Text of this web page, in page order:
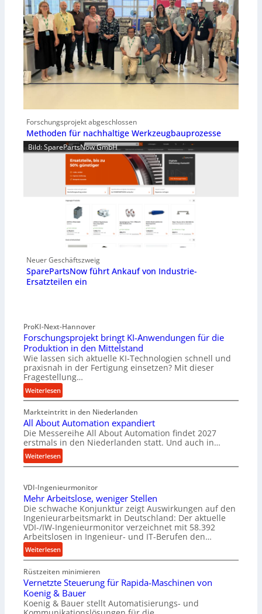
Forschungsprojekt abgeschlossen
Methoden für nachhaltige Werkzeugbauprozesse
Bild: SparePartsNow GmbH
Neuer Geschäftszweig
SparePartsNow führt Ankauf von Industrie-
Ersatzteilen ein
ProKI-Next-Hannover
Forschungsprojekt bringt KI-Anwendungen für die
Produktion in den Mittelstand
Wie lassen sich aktuelle KI-Technologien schnell und
praxisnah in der Fertigung einsetzen? Mit dieser
Fragestellung…
Weiterlesen:
F
o
r
s
c
h
u
g
s
p
r
o
j
e
b
r
i
Markteintritt in den Niederlanden
All About Automation expandiert
Die Messereihe All About Automation findet 2027
erstmals in den Niederlanden statt. Und auch in…
Weiterlesen:
A
l
A
b
o
u
t
A
o
m
a
VDI-Ingenieurmonitor
Mehr Arbeitslose, weniger Stellen
Die schwache Konjunktur zeigt Auswirkungen auf den
Ingenieurarbeitsmarkt in Deutschland: Der aktuelle
VDI-/IW-Ingenieurmonitor verzeichnet mit 58.392
Arbeitslosen in Ingenieur- und IT-Berufen den…
Weiterlesen:
M
e
h
A
Rüstzeiten minimieren
Vernetzte Steuerung für Rapida-Maschinen von
Koenig & Bauer
Koenig & Bauer stellt Automatisierungs- und